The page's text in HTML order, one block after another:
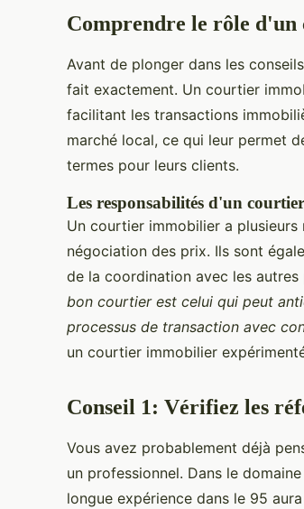
Comprendre le rôle
Avant de plonger dans les
fait exactement. Un courtier
facilitant les transactions
marché local, ce qui leur permet
termes pour leurs clients.
Les responsabilités d'un courtier
Un courtier immobilier a
négociation des prix. Ils sont
de la coordination avec les
bon courtier est celui qui peut
processus de transaction avec
un courtier immobilier
Conseil 1: Vérifiez les
Vous avez probablement déjà
un professionnel. Dans le
longue expérience dans le 95